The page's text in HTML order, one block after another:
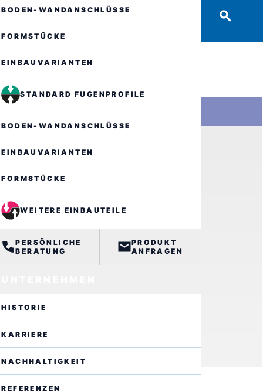
BODEN-WANDANSCHLÜSSE
FORMSTÜCKE
EINBAUVARIANTEN
STANDARD FUGENPROFILE
BODEN-WANDANSCHLÜSSE
EINBAUVARIANTEN
FORMSTÜCKE
WEITERE EINBAUTEILE
PERSÖNLICHE
BERATUNG
PRODUKT
ANFRAGEN
HISTORIE
KARRIERE
NACHHALTIGKEIT
REFERENZEN